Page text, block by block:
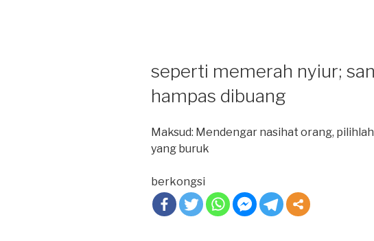
seperti memerah nyiur;
hampas dibuang
Maksud: Mendengar nasihat orang,
yang buruk
berkongsi